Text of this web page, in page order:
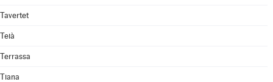
Tavertet
Teià
Terrassa
Tiana